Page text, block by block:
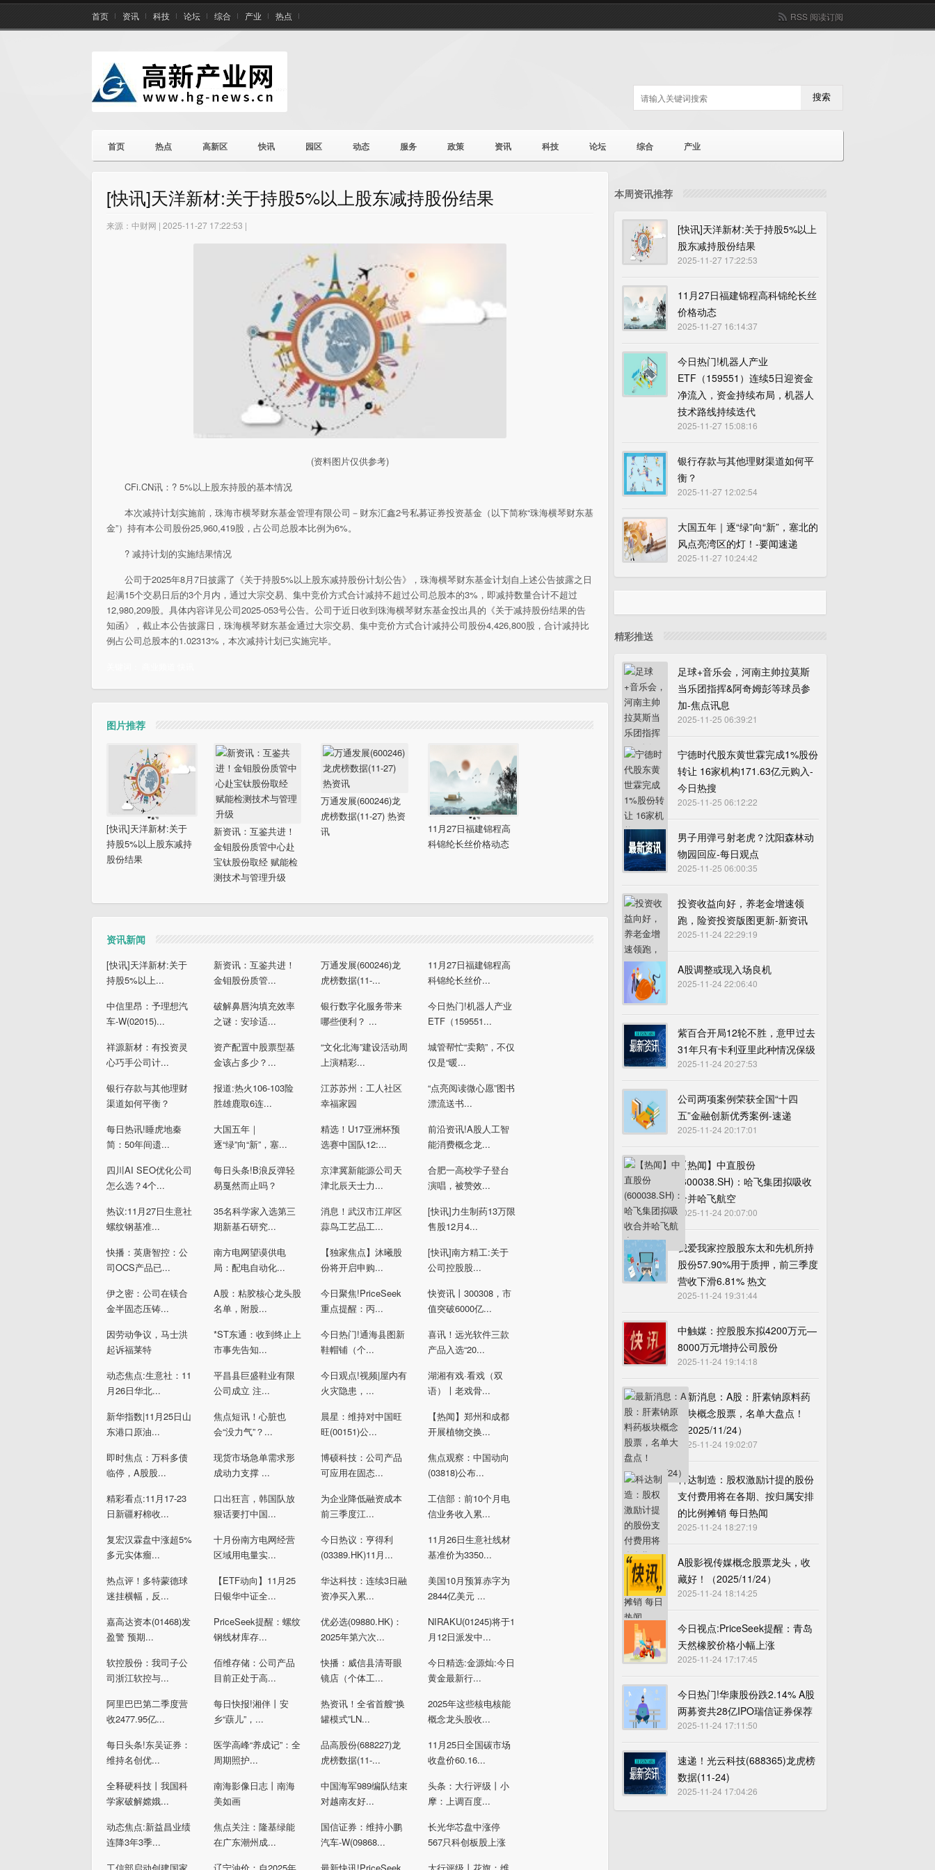
首页 资讯 科技 论坛 综合 产业 热点 RSS 阅读订阅
搜索
首页 热点 高新区 快讯 园区 动态 服务 政策 资讯 科技 论坛 综合 产业
[快讯]天洋新材:关于持股5%以上股东减持股份结果
来源：中财网 | 2025-11-27 17:22:53 |
(资料图片仅供参考)
CFi.CN讯：? 5%以上股东持股的基本情况
本次减持计划实施前，珠海市横琴财东基金管理有限公司－财东汇鑫2号私募证券投资基金（以下简称“珠海横琴财东基
金”）持有本公司股份25,960,419股，占公司总股本比例为6%。
? 减持计划的实施结果情况
公司于2025年8月7日披露了《关于持股5%以上股东减持股份计划公告》，珠海横琴财东基金计划自上述公告披露之日
起满15个交易日后的3个月内，通过大宗交易、集中竞价方式合计减持不超过公司总股本的3%，即减持数量合计不超过
12,980,209股。具体内容详见公司2025-053号公告。公司于近日收到珠海横琴财东基金投出具的《关于减持股份结果的告
知函》，截止本公告披露日，珠海横琴财东基金通过大宗交易、集中竞价方式合计减持公司股份4,426,800股，合计减持比
例占公司总股本的1.02313%，本次减持计划已实施完毕。
图片推荐
[快讯]天洋新材:关于
持股5%以上股东减持
股份结果
新资讯：互鉴共进！
金钼股份质管中心赴
宝钛股份取经 赋能检
测技术与管理升级
万通发展(600246)龙
虎榜数据(11-27) 热资
讯
11月27日福建锦程高
科锦纶长丝价格动态
资讯新闻
[快讯]天洋新材:关于
持股5%以上...
新资讯：互鉴共进！
金钼股份质管...
万通发展(600246)龙
虎榜数据(11-...
11月27日福建锦程高
科锦纶长丝价...
中信里昂：予理想汽
车-W(02015)...
破解鼻唇沟填充效率
之谜：安珍适...
银行数字化服务带来
哪些便利？ ...
今日热门!机器人产业
ETF（159551...
祥源新材：有投资灵
心巧手公司计...
资产配置中股票型基
金该占多少？...
“文化北海”建设活动周
上演精彩...
城管帮忙“卖鹅”，不仅
仅是“暖...
银行存款与其他理财
渠道如何平衡？
报道:热火106-103险
胜雄鹿取6连...
江苏苏州：工人社区
幸福家园
“点亮阅读微心愿”图书
漂流送书...
每日热讯!睡虎地秦
简：50年间遗...
大国五年｜
逐“绿”向“新”，塞...
精选！U17亚洲杯预
选赛中国队12:...
前沿资讯!A股人工智
能消费概念龙...
四川AI SEO优化公司
怎么选？4个...
每日头条!B浪反弹轻
易戛然而止吗？
京津冀新能源公司天
津北辰天士力...
合肥一高校学子登台
演唱，被赞效...
热议:11月27日生意社
螺纹钢基准...
35名科学家入选第三
期新基石研究...
消息！武汉市江岸区
蒜鸟工艺品工...
[快讯]力生制药13万限
售股12月4...
快播：英唐智控：公
司OCS产品已...
南方电网望谟供电
局：配电自动化...
【独家焦点】沐曦股
份将开启申购...
[快讯]南方精工:关于
公司控股股...
伊之密：公司在镁合
金半固态压铸...
A股：粘胶核心龙头股
名单，附股...
今日聚焦!PriceSeek
重点提醒：丙...
快资讯丨300308，市
值突破6000亿...
因劳动争议，马士洪
起诉福莱特
*ST东通：收到终止上
市事先告知...
今日热门!通海县图新
鞋帽铺（个...
喜讯！远光软件三款
产品入选“20...
动态焦点:生意社：11
月26日华北...
平昌县巨盛鞋业有限
公司成立 注...
今日观点!视频|屋内有
火灾隐患，...
湖湘有戏·看戏（双
语）〡老戏骨...
新华指数|11月25日山
东港口原油...
焦点短讯！心脏也
会“没力气”？...
晨星：维持对中国旺
旺(00151)公...
【热闻】郑州和成都
开展植物交换...
即时焦点：万科多债
临停，A股股...
现货市场急单需求形
成动力支撑 ...
博硕科技：公司产品
可应用在固态...
焦点观察：中国动向
(03818)公布...
精彩看点:11月17-23
日新疆籽棉收...
口出狂言，韩国队放
狠话要打中国...
为企业降低融资成本
前三季度江...
工信部：前10个月电
信业务收入累...
复宏汉霖盘中涨超5%
多元实体瘤...
十月份南方电网经营
区域用电量实...
今日热议：亨得利
(03389.HK)11月...
11月26日生意社线材
基准价为3350...
热点评！多特蒙德球
迷挂横幅，反...
【ETF动向】11月25
日银华中证全...
华达科技：连续3日融
资净买入累...
美国10月预算赤字为
2844亿美元 ...
嘉高达资本(01468)发
盈警 预期...
PriceSeek提醒：螺纹
钢线材库存...
优必选(09880.HK)：
2025年第六次...
NIRAKU(01245)将于1
月12日派发中...
软控股份：我司子公
司浙江软控与...
佰维存储：公司产品
目前正处于高...
快播：威信县清哥眼
镜店（个体工...
今日精选:金源灿:今日
黄金最新行...
阿里巴巴第二季度营
收2477.95亿...
每日快报!湘伴丨安
乡“蕻儿”，...
热资讯！全省首艘“换
罐模式”LN...
2025年这些核电核能
概念龙头股收...
每日头条!东吴证券：
维持名创优...
医学高峰“养成记”：全
周期照护...
品高股份(688227)龙
虎榜数据(11-...
11月25日全国碳市场
收盘价60.16...
全释硬科技丨我国科
学家破解嫦娥...
南海影像日志丨南海
美如画
中国海军989编队结束
对越南友好...
头条：大行评级丨小
摩：上调百度...
动态焦点:新益昌业绩
连降3年3季...
焦点关注：隆基绿能
在广东潮州成...
国信证券：维持小鹏
汽车-W(09868...
长光华芯盘中涨停
567只科创板股上涨
本周资讯推荐
[快讯]天洋新材:关于持股5%以上
股东减持股份结果
2025-11-27 17:22:53
11月27日福建锦程高科锦纶长丝
价格动态
2025-11-27 16:14:37
今日热门!机器人产业
ETF（159551）连续5日迎资金
净流入，资金持续布局，机器人
技术路线持续迭代
2025-11-27 15:08:16
银行存款与其他理财渠道如何平
衡？
2025-11-27 12:02:54
大国五年｜逐“绿”向“新”，塞北的
风点亮湾区的灯！-要闻速递
2025-11-27 10:24:42
精彩推送
足球+音乐会，河南主帅拉莫斯
当乐团指挥&阿奇姆彭等球员参
加-焦点讯息
2025-11-25 06:39:21
宁德时代股东黄世霖完成1%股份
转让 16家机构171.63亿元购入-
今日热搜
2025-11-25 06:12:22
男子用弹弓射老虎？沈阳森林动
物园回应-每日观点
2025-11-25 06:00:35
投资收益向好，养老金增速领
跑，险资投资版图更新-新资讯
2025-11-24 22:29:19
A股调整或现入场良机
2025-11-24 22:06:40
紫百合开局12轮不胜，意甲过去
31年只有卡利亚里此种情况保级
2025-11-24 20:27:53
公司两项案例荣获全国“十四
五”金融创新优秀案例-速递
2025-11-24 20:17:01
【热闻】中直股份
(600038.SH)：哈飞集团拟吸收
合并哈飞航空
2025-11-24 20:07:00
我爱我家控股股东太和先机所持
股份57.90%用于质押，前三季度
营收下滑6.81% 热文
2025-11-24 19:31:44
中触媒：控股股东拟4200万元—
8000万元增持公司股份
2025-11-24 19:14:18
最新消息：A股：肝素钠原料药
板块概念股票，名单大盘点！
（2025/11/24）
2025-11-24 19:02:07
科达制造：股权激励计提的股份
支付费用将在各期、按归属安排
的比例摊销 每日热闻
2025-11-24 18:27:19
A股影视传媒概念股票龙头，收
藏好！（2025/11/24）
2025-11-24 18:14:25
今日视点:PriceSeek提醒：青岛
天然橡胶价格小幅上涨
2025-11-24 17:17:45
今日热门!华康股份跌2.14% A股
两募资共28亿IPO瑞信证券保荐
2025-11-24 17:11:50
速递！光云科技(688365)龙虎榜
数据(11-24)
2025-11-24 17:04:26